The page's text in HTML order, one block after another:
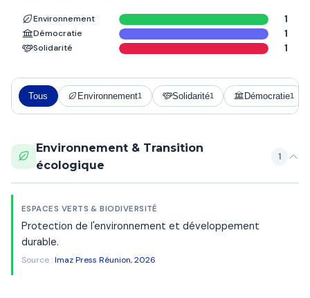
Environnement 1
Démocratie 1
Solidarité 1
Tous Environnement1 Solidarité1 Démocratie1
Environnement & Transition
écologique
1
ESPACES VERTS & BIODIVERSITÉ
Protection de l'environnement et développement
durable.
Source :Imaz Press Réunion, 2026